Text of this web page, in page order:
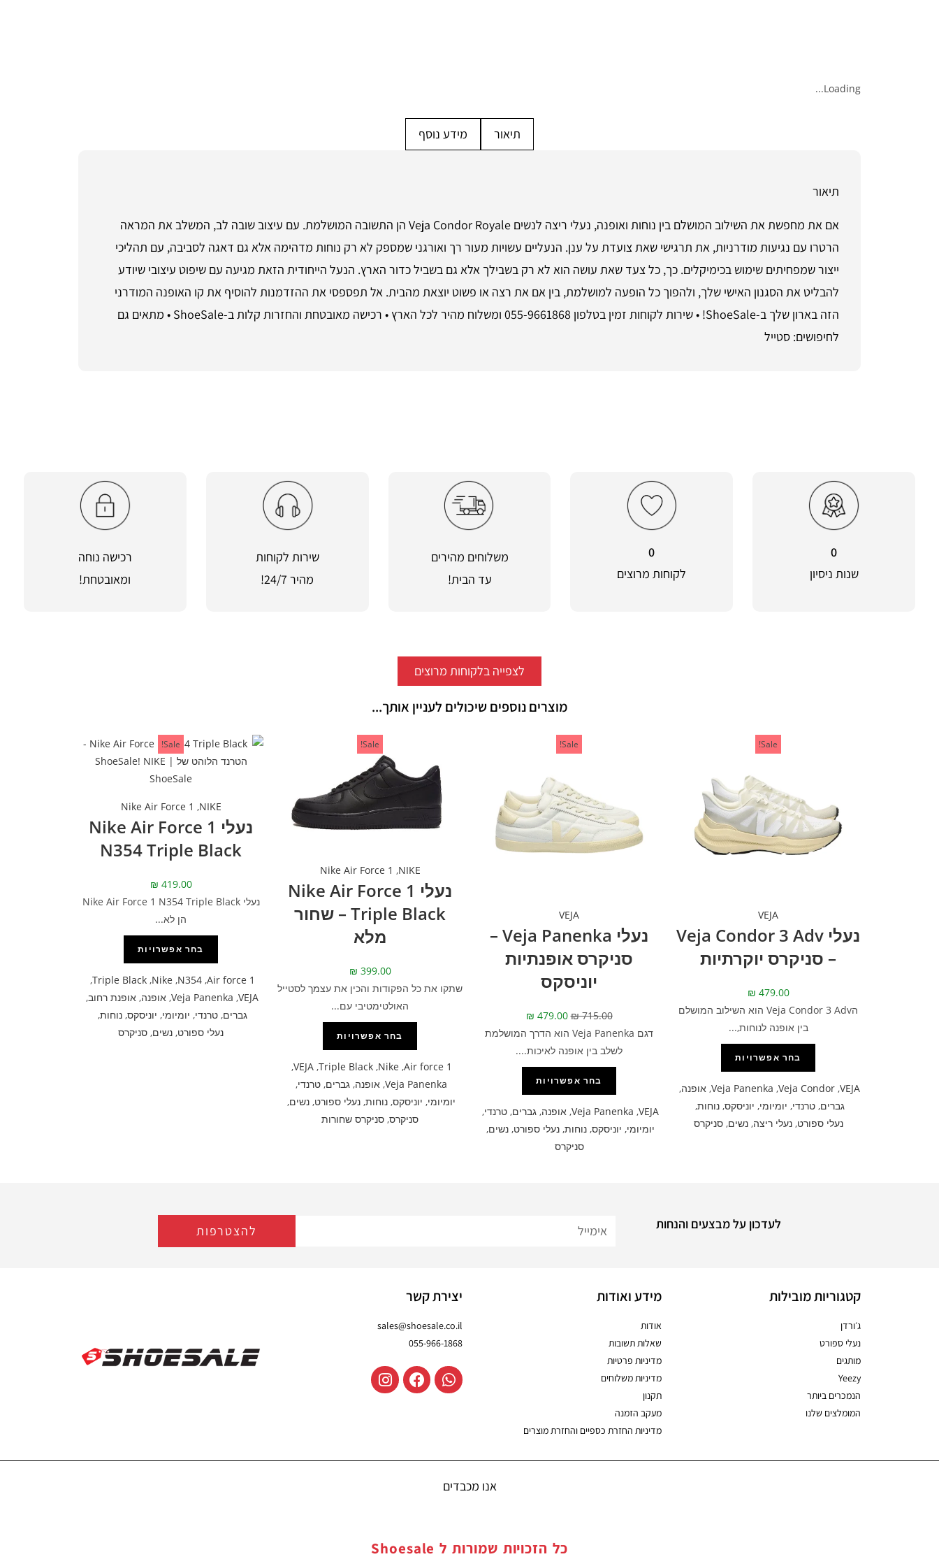
Loading...
תיאור מידע נוסף
תיאור
אם את מחפשת את השילוב המושלם בין נוחות ואופנה, נעלי ריצה לנשים Veja Condor Royale הן התשובה המושלמת. עם עיצוב שובה לב, המשלב את המראה
הרטרו עם נגיעות מודרניות, את תרגישי שאת צועדת על ענן. הנעליים עשויות מעור רך ואורגני שמספק לא רק נוחות מדהימה אלא גם דאגה לסביבה, עם תהליכי
ייצור שמפחיתים שימוש בכימיקלים. כך, כל צעד שאת עושה הוא לא רק בשבילך אלא גם בשביל כדור הארץ. הנעל הייחודית הזאת מגיעה עם שיפוט עיצובי שיודע
להבליט את הסגנון האישי שלך, ולהפוך כל הופעה למושלמת, בין אם את רצה או פשוט יוצאת מהבית. אל תפספסי את ההזדמנות להוסיף את קו האופנה המודרני
הזה בארון שלך ב-ShoeSale! • שירות לקוחות זמין בטלפון 055-9661868 ומשלוח מהיר לכל הארץ • רכישה מאובטחת והחזרות קלות ב-ShoeSale • מתאים גם
לחיפושים: סטייל
0
שנות ניסיון
0
לקוחות מרוצים
משלוחים מהירים
עד הבית!
שירות לקוחות
מהיר 24/7!
רכישה נוחה
ומאובטחת!
לצפייה בלקוחות מרוצים
מוצרים נוספים שיכולים לעניין אותך...
Sale!
VEJA
נעלי Veja Condor 3 Adv
– סניקרס יוקרתיות
₪ 479.00
הVeja Condor 3 Adv הוא השילוב המושלם
בין אופנה לנוחות,...
בחר אפשרויות
VEJA
,
Veja Condor
,
Veja Panenka
, אופנה,
גברים,טרנדי, יומיומי, יוניסקס,נוחות,
נעלי ספורט,נעלי ריצה,נשים,סניקרס
Sale!
VEJA
נעלי Veja Panenka –
סניקרס אופנתיות
יוניסקס
₪715.00
₪ 479.00
דגם Veja Panenka הוא הדרך המושלמת
לשלב בין אופנה לאיכות....
בחר אפשרויות
VEJA
,
Veja Panenka
, אופנה, גברים, טרנדי,
יומיומי, יוניסקס, נוחות, נעלי ספורט, נשים,
סניקרס
Sale!
NIKE
,
Nike Air Force 1
נעלי Nike Air Force 1
Triple Black – שחור
מלא
₪ 399.00
שתקו את כל הפקודות והכין את עצמך לסטייל
האולטימטיבי עם...
בחר אפשרויות
Air force 1
,
Nike
,
Triple Black
,
VEJA
,
Veja Panenka
, אופנה, גברים, טרנדי,
יומיומי, יוניסקס, נוחות, נעלי ספורט, נשים,
סניקרס, סניקרס שחורות
Sale!
NIKE
,
Nike Air Force 1
נעלי Nike Air Force 1
N354 Triple Black
₪ 419.00
נעלי Nike Air Force 1 N354 Triple Black
הן לא...
בחר אפשרויות
Air force 1
,
N354
,
Nike
,
Triple Black
,
VEJA
,
Veja Panenka
, אופנה, אופנת רחוב,
גברים,טרנדי, יומיומי, יוניסקס,נוחות,
נעלי ספורט, נשים, סניקרס
לעדכון על מבצעים והנחות להצטרפות
קטגוריות מובילות
ג׳ורדן
נעלי ספורט
מותגים
Yeezy
הנמכרים ביותר
המומלצים שלנו
מידע ואודות
אודות
שאלות תשובות
מדיניות פרטיות
מדיניות משלוחים
תקנון
מעקב הזמנה
מדיניות החזרת כספיים והחזרת מוצרים
יצירת קשר
sales@shoesale.co.il
055-966-1868
אנו מכבדים
כל הזכויות שמורות ל Shoesale